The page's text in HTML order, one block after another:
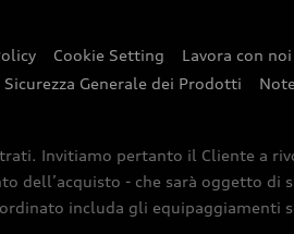
Cookie Setting Lavora con noi
Generale dei Prodotti
Invitiamo pertanto il Cliente a
- che sarà oggetto di
includa gli equipaggiamenti